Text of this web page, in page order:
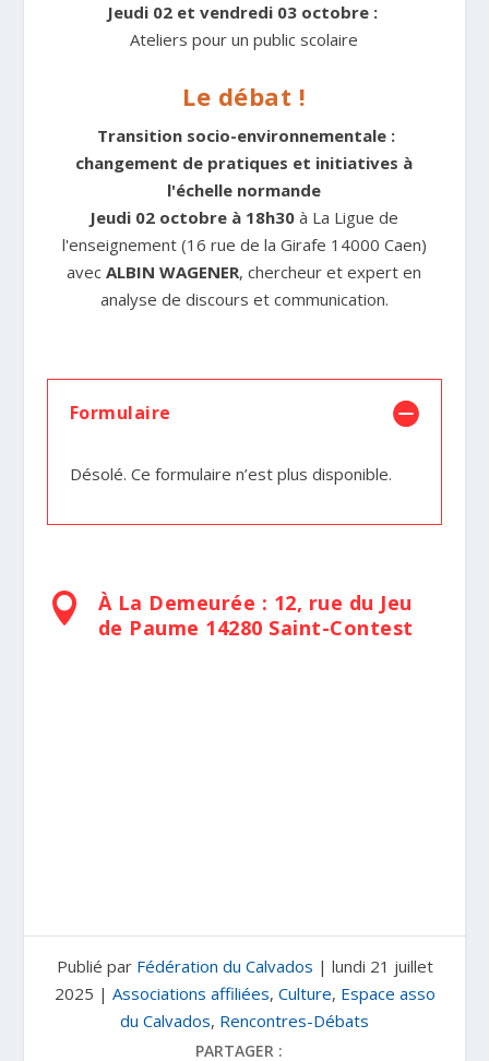
Jeudi 02 et vendredi 03 octobre :
Ateliers pour un public scolaire
Le débat !
Transition socio-environnementale :
changement de pratiques et initiatives à
l'échelle normande
Jeudi 02 octobre à 18h30 à La Ligue de
l'enseignement (16 rue de la Girafe 14000 Caen)
avecALBIN WAGENER, chercheur et expert en
analyse de discours et communication.
Formulaire
Désolé. Ce formulaire n’est plus disponible.

À La Demeurée : 12, rue du Jeu
de Paume 14280 Saint-Contest
Publié par Fédération du Calvados | lundi 21 juillet
2025 | Associations affiliées, Culture, Espace asso
du Calvados, Rencontres-Débats
PARTAGER :